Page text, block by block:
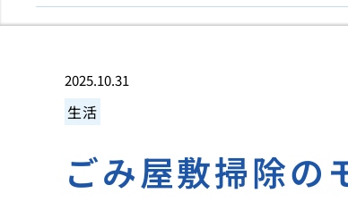
2025.10.31
生活
ごみ屋敷掃除の